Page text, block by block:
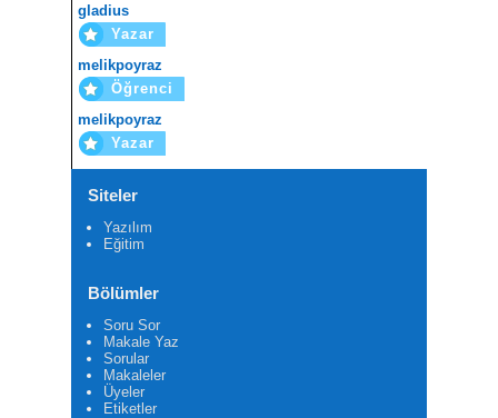
gladius
Yazar
melikpoyraz
Öğrenci
melikpoyraz
Yazar
Siteler
Yazılım
Eğitim
Bölümler
Soru Sor
Makale Yaz
Sorular
Makaleler
Üyeler
Etiketler